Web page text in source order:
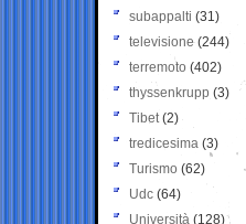
subappalti (31)
televisione(244)
terremoto (402)
thyssenkrupp (3)
Tibet(2)
tredicesima (3)
Turismo (62)
Udc (64)
Università (128)